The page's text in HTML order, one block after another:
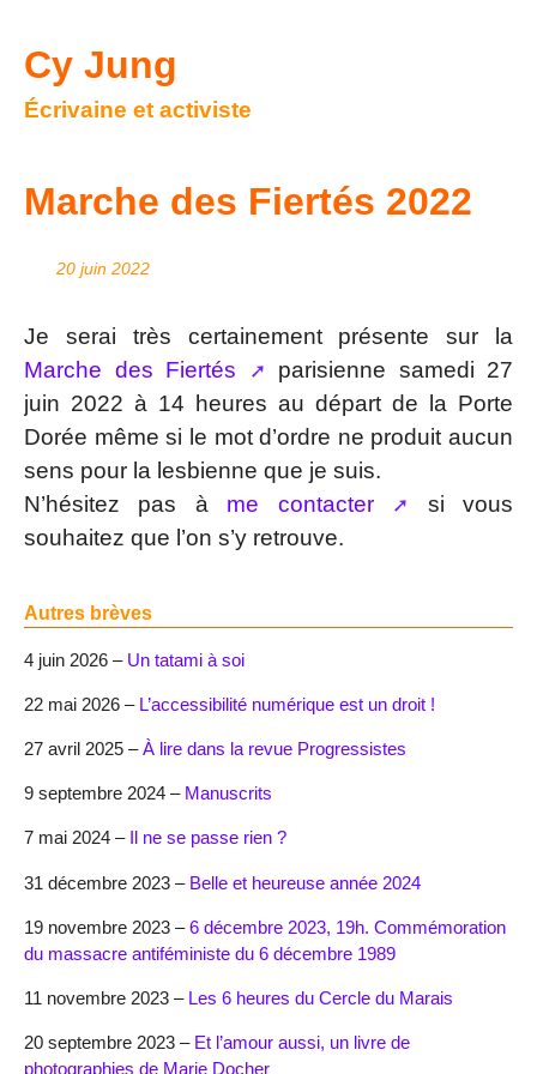
Cy Jung
Écrivaine et activiste
Marche des Fiertés 2022
20 juin 2022
Je serai très certainement présente sur la
Marche des Fiertés
parisienne samedi 27
juin 2022 à 14 heures au départ de la Porte
Dorée même si le mot d’ordre ne produit aucun
sens pour la lesbienne que je suis.
N’hésitez pas à me contacter
si vous
souhaitez que l’on s’y retrouve.
Autres brèves
4 juin 2026 – Un tatami à soi
22 mai 2026 – L’accessibilité numérique est un droit !
27 avril 2025 –À lire dans la revue Progressistes
9 septembre 2024 – Manuscrits
7 mai 2024 – Il ne se passe rien ?
31 décembre 2023 – Belle et heureuse année 2024
19 novembre 2023 –6 décembre 2023, 19h. Commémoration
du massacre antiféministe du 6 décembre 1989
11 novembre 2023 – Les 6 heures du Cercle du Marais
20 septembre 2023 – Et l’amour aussi, un livre de
photographies de Marie Docher